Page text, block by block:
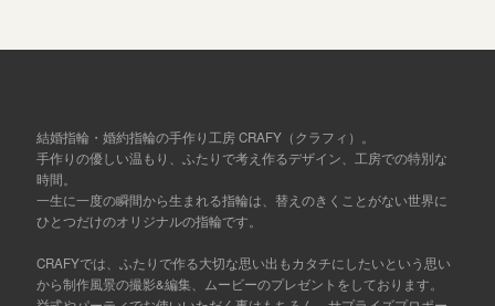
結婚指輪・婚約指輪の手作り工房 CRAFY（クラフィ）。
手作りの優しい温もり、ふたりで考え作るデザイン、工房での特別な
時間。
一生に一度の瞬間から生まれる指輪は、替えのきくことがない世界に
ひとつだけのオリジナルの指輪です。
CRAFYでは、ふたりで作る大切な思い出もカタチにしたいという思い
から制作風景の撮影&編集、ムービーのプレゼントをしております。